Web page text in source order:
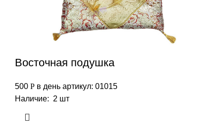
Восточная подушка
500 Р в день артикул: 01015
Наличие: 2 шт